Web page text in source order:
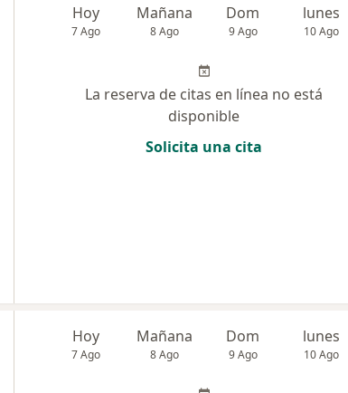
Hoy
7 Ago
Mañana
8 Ago
Dom
9 Ago
lunes
10 Ago
La reserva de citas en línea no está
disponible
Solicita una cita
Hoy
7 Ago
Mañana
8 Ago
Dom
9 Ago
lunes
10 Ago